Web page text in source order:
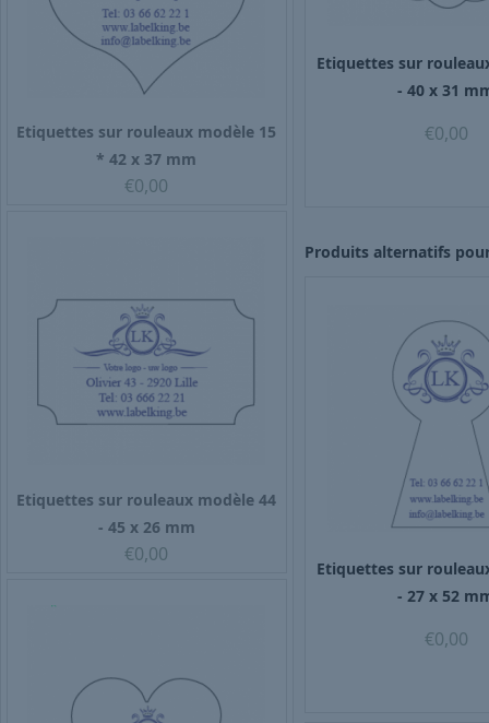
Etiquettes sur rouleaux modèle 15
* 42 x 37 mm
€0,00
Etiquettes sur rouleaux modèle 44
- 45 x 26 mm
€0,00
Etiquettes sur
- 40 x 31
€0,00
Produits alternatifs
Etiquettes sur
- 27 x 52
€0,00